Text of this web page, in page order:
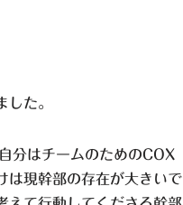
た。
分はチームのためのCOX
は現幹部の存在が大きいで